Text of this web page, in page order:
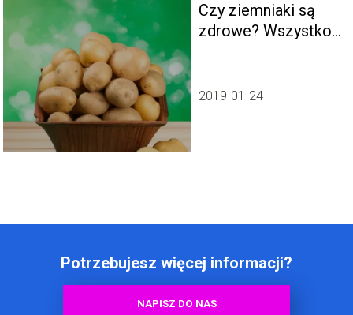
Czy ziemniaki są
zdrowe? Wszystko,
odżywczych
2019-01-24
Potrzebujesz więcej informacji?
NAPISZ DO NAS